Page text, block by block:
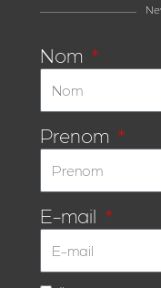
Nom
Prenom
E-mail